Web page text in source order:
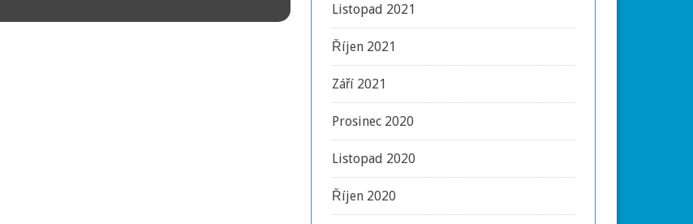
Listopad 2021
Říjen 2021
Září 2021
Prosinec 2020
Listopad 2020
Říjen 2020